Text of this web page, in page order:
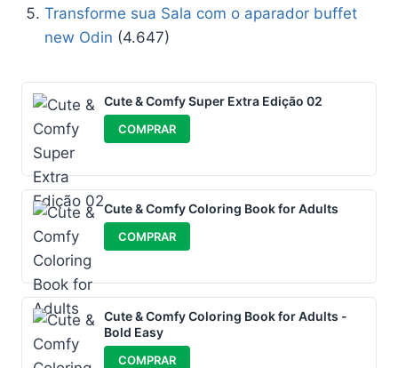
Transforme sua Sala com o aparador buffet
new Odin (4.647)
Cute & Comfy Super Extra Edição 02
COMPRAR
Cute & Comfy Coloring Book for Adults
COMPRAR
Cute & Comfy Coloring Book for Adults -
Bold Easy
COMPRAR